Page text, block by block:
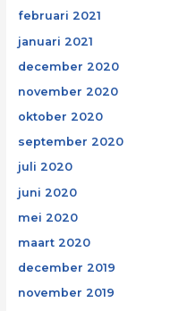
februari 2021
januari 2021
december 2020
november 2020
oktober 2020
september 2020
juli 2020
juni 2020
mei 2020
maart 2020
december 2019
november 2019